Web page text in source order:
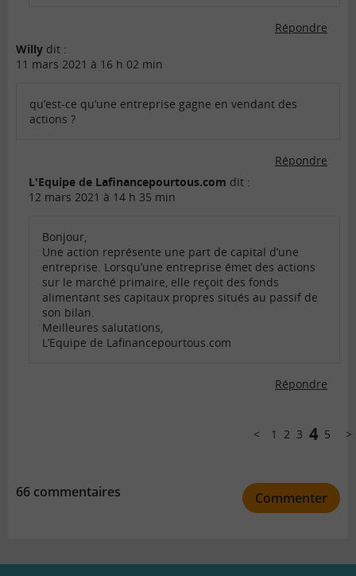
Répondre
Willy dit :
11 mars 2021 à 16 h 02 min
qu’est-ce qu’une entreprise gagne en vendant des
actions ?
Répondre
L'Equipe de Lafinancepourtous.com dit :
12 mars 2021 à 14 h 35 min
Bonjour,
Une action représente une part de capital d’une
entreprise. Lorsqu’une entreprise émet des actions
sur le marché primaire, elle reçoit des fonds
alimentant ses capitaux propres situés au passif de
son bilan.
Meilleures salutations,
L’Equipe de Lafinancepourtous.com
Répondre
Précédent
1 2 3 4 5
66 commentaires Commenter